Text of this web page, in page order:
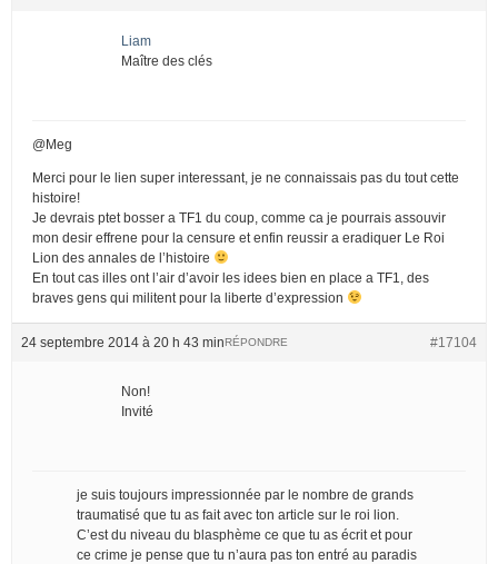
Liam
Maître des clés
@Meg
Merci pour le lien super interessant, je ne connaissais pas du tout cette
histoire!
Je devrais ptet bosser a TF1 du coup, comme ca je pourrais assouvir
mon desir effrene pour la censure et enfin reussir a eradiquer Le Roi
Lion des annales de l’histoire
En tout cas illes ont l’air d’avoir les idees bien en place a TF1, des
braves gens qui militent pour la liberte d’expression
24 septembre 2014 à 20 h 43 min #17104
RÉPONDRE
Non!
Invité
je suis toujours impressionnée par le nombre de grands
traumatisé que tu as fait avec ton article sur le roi lion.
C’est du niveau du blasphème ce que tu as écrit et pour
ce crime je pense que tu n’aura pas ton entré au paradis